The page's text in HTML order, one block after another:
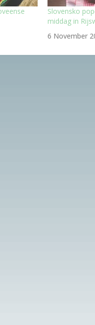
Slovensko
middag in
6 November